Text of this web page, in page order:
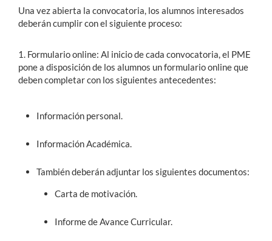
Una vez abierta la convocatoria, los alumnos interesados
deberán cumplir con el siguiente proceso:
1. Formulario online: Al inicio de cada convocatoria, el PME
pone a disposición de los alumnos un formulario online que
deben completar con los siguientes antecedentes:
Información personal.
Información Académica.
También deberán adjuntar los siguientes documentos:
Carta de motivación.
Informe de Avance Curricular.